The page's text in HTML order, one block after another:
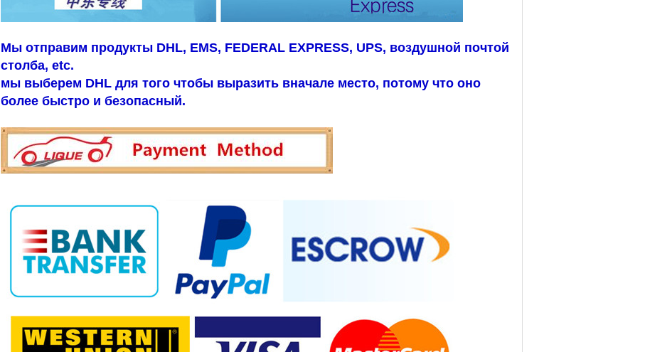
Мы отправим продукты DHL, EMS, FEDERAL EXPRESS, UPS, воздушной почтой
столба, etc.
мы выберем DHL для того чтобы выразить вначале место, потому что оно
более быстро и безопасный.